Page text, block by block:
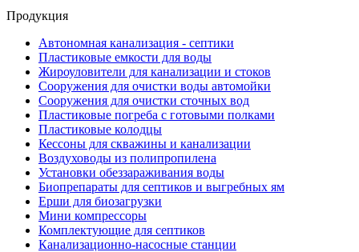
Продукция
Автономная канализация - септики
Пластиковые емкости для воды
Жироуловители для канализации и стоков
Сооружения для очистки воды автомойки
Сооружения для очистки сточных вод
Пластиковые погреба с готовыми полками
Пластиковые колодцы
Кессоны для скважины и канализации
Воздуховоды из полипропилена
Установки обеззараживания воды
Биопрепараты для септиков и выгребных ям
Ерши для биозагрузки
Мини компрессоры
Комплектующие для септиков
Канализационно-насосные станции